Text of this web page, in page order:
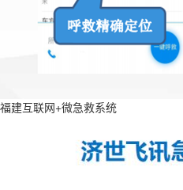
福建互联网+微急救系统